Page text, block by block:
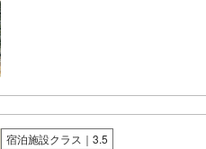
宿泊施設クラス｜3.5